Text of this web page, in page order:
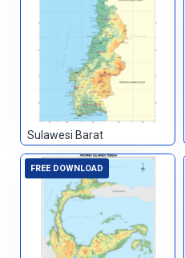
Sulawesi Barat
FREE DOWNLOAD